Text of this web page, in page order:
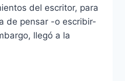
del escritor, para
de pensar -o escribir-
llegó a la